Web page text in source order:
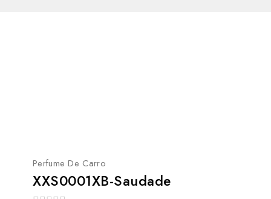
Perfume De Carro
XXS0001XB-Saudade